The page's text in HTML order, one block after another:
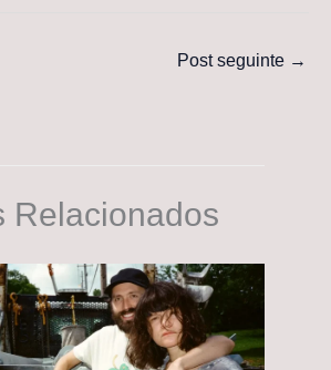
Post seguinte →
Relacionados